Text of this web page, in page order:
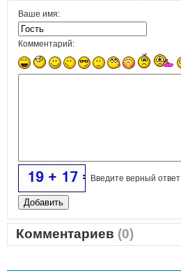
Ваше имя:
Комментарий:
Введите верный ответ
Комментариев (0)